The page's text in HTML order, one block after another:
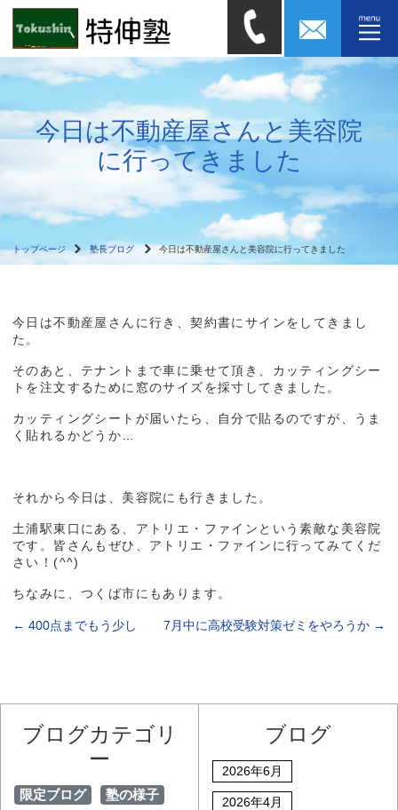
今日は不動産屋さんと美容院
に行ってきました
トップページ 塾長ブログ 今日は不動産屋さんと美容院に行ってきました
今日は不動産屋さんに行き、契約書にサインをしてきまし
た。
そのあと、テナントまで車に乗せて頂き、カッティングシー
トを注文するために窓のサイズを採寸してきました。
カッティングシートが届いたら、自分で貼るのですが、うま
く貼れるかどうか…
それから今日は、美容院にも行きました。
土浦駅東口にある、アトリエ・ファインという素敵な美容院
です。皆さんもぜひ、アトリエ・ファインに行ってみてくだ
さい！(^^)
ちなみに、つくば市にもあります。
← 400点までもう少し 7月中に高校受験対策ゼミをやろうか →
ブログカテゴリ
ー
限定ブログ
塾の様子
ブログ
2026年6月
2026年4月